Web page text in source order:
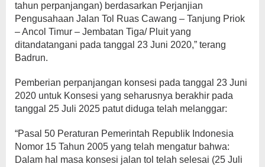
tahun perpanjangan) berdasarkan Perjanjian
Pengusahaan Jalan Tol Ruas Cawang – Tanjung Priok
– Ancol Timur – Jembatan Tiga/ Pluit yang
ditandatangani pada tanggal 23 Juni 2020,” terang
Badrun.
Pemberian perpanjangan konsesi pada tanggal 23 Juni
2020 untuk Konsesi yang seharusnya berakhir pada
tanggal 25 Juli 2025 patut diduga telah melanggar:
“Pasal 50 Peraturan Pemerintah Republik Indonesia
Nomor 15 Tahun 2005 yang telah mengatur bahwa:
Dalam hal masa konsesi jalan tol telah selesai (25 Juli